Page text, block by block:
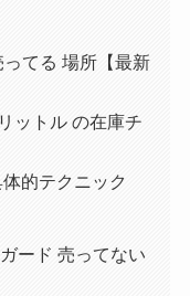
てる 場所【最新
ットル の在庫チ
的テクニック
ード 売ってない